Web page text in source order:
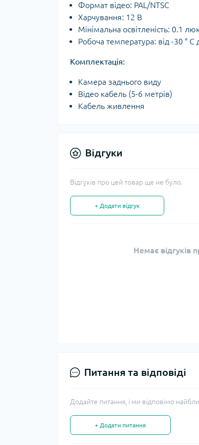
Формат відео: PAL/NTSC
Харчування: 12 В
Мінімальна освітленість: 0.1
Робоча температура: від -30 ° C
Комплектація:
Камера заднього виду
Відео кабель (5-6 метрів)
Кабель живлення
Відгуки
Відгуків про цей товар ще не було.
+ Додати відгук
Немає відгуків
Питання та відповіді
Додайте питання, і ми відповімо
+ Додати питання